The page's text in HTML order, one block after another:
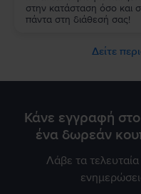
στην κατάσταση όσο και
πάντα στη διάθεσή σας!
Δείτε
Κάνε εγγραφή
ένα δωρεάν
Λάβε τα